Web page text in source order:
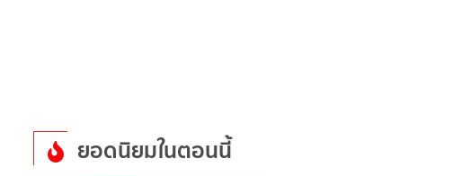
ยอดนิยมในตอนนี้